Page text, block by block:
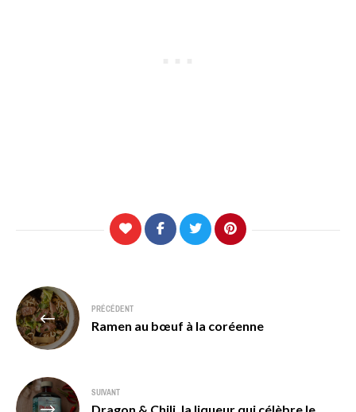
Navigation
de
l’article
PRÉCÉDENT
Ramen au bœuf à la coréenne
SUIVANT